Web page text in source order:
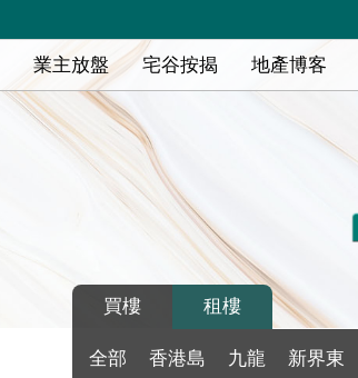
業主放盤 宅谷按揭 地產博客
買樓 租樓
全部 香港島 九龍 新界東